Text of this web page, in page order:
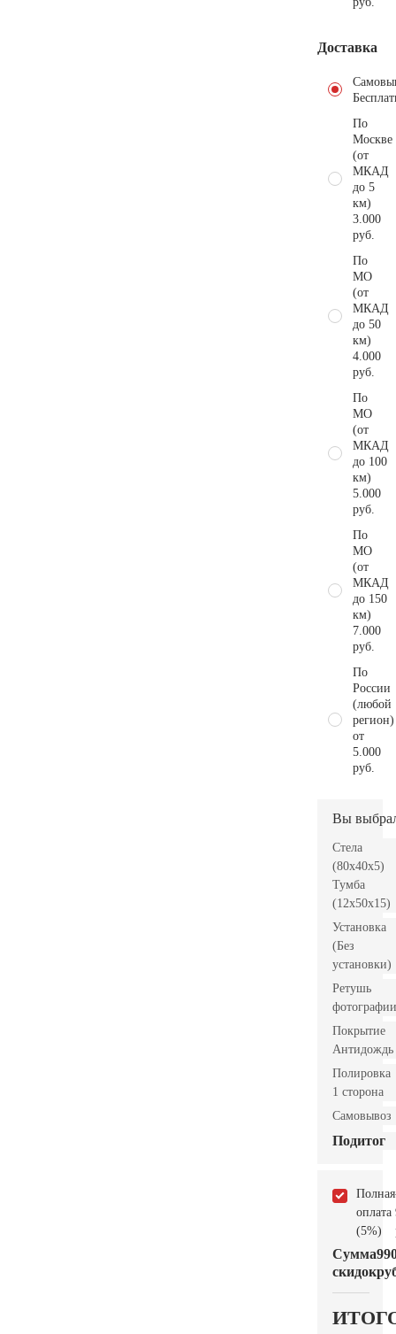
Доставка
По
Москве
(от
МКАД
до 5
км)
3.000
руб.
По
МО
(от
МКАД
до 50
км)
4.000
руб.
По
МО
(от
МКАД
до 100
км)
5.000
руб.
По
МО
(от
МКАД
до 150
км)
7.000
руб.
По
России
(любой
регион)
от
5.000
руб.
Вы
Стела
(80x40x5)
Тумба
(12x50x15)
Установка
(Без
установки)
Ретушь
фотографии
Покрытие
Антидождь
Полировка
1 сторона
Самовывоз
Подитог
Полная
оплата
(5%)
Сумма
скидок